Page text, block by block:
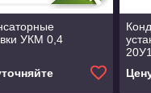
УКМ 0,4